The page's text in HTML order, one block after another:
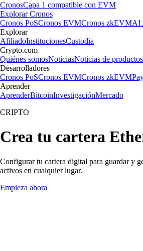
CronosCapa 1 compatible con EVM
Explorar Cronos
Cronos PoSCronos EVMCronos zkEVMAI
Explorar
AfiliadoInstitucionesCustodia
Crypto.com
Quiénes somosNoticiasNoticias de productos
Desarrolladores
Cronos PoSCronos EVMCronos zkEVM
Aprender
AprenderBitcoinInvestigaciónMercado
CRIPTO
Crea tu cartera
Configurar tu cartera digital para guardar y
activos en cualquier lugar.
Empieza ahora